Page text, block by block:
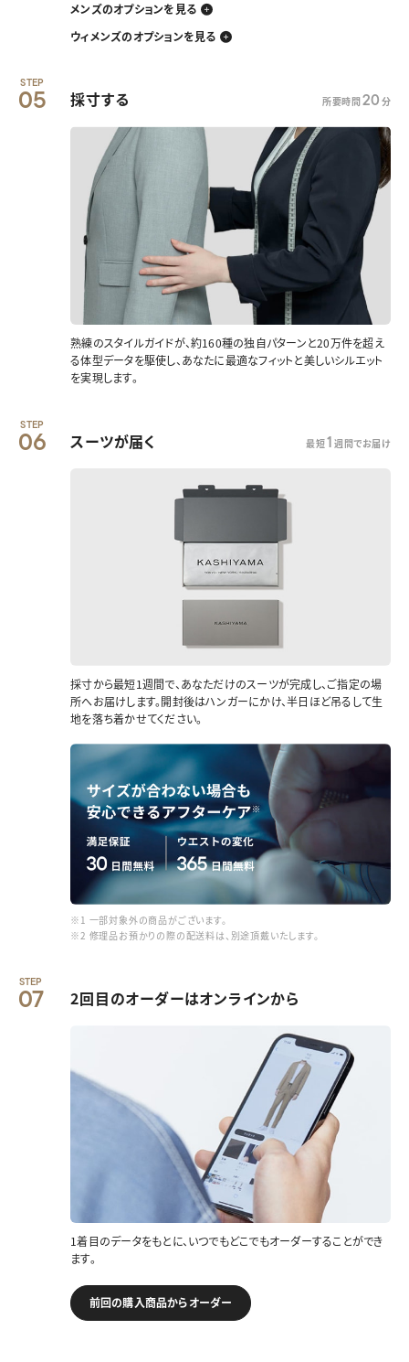
メンズのオプションを見る
ウィメンズのオプションを見る
STEP
05
熟練のスタイルガイドが、約160種の独自パターンと20万件を超え
る体型データを駆使し、あなたに最適なフィットと美しいシルエット
を実現します。
採寸する 所要時間20 分
STEP
06
採寸から最短1週間で、あなただけのスーツが完成し、ご指定の場
所へお届けします。開封後はハンガーにかけ、半日ほど吊るして生
地を落ち着かせてください。
スーツが届く 最短1 週間でお届け
※1 一部対象外の商品がございます。
※2 修理品お預かりの際の配送料は、別途頂戴いたします。
STEP
07
1着目のデータをもとに、いつでもどこでもオーダーすることができ
ます。
前回の購入商品からオーダー
2回目のオーダーはオンラインから